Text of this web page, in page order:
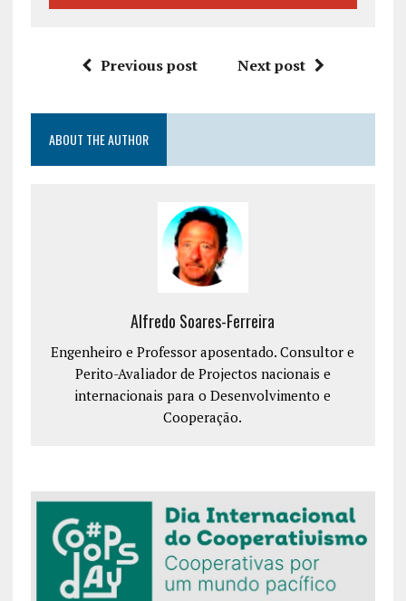
Previous post Next post
ABOUT THE AUTHOR
Alfredo Soares-Ferreira
Engenheiro e Professor aposentado. Consultor e
Perito-Avaliador de Projectos nacionais e
internacionais para o Desenvolvimento e
Cooperação.